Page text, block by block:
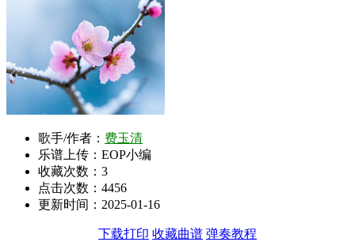
歌手/作者： 费玉清
乐谱上传：EOP小编
收藏次数： 3
点击次数：4456
更新时间：2025-01-16
下载打印 收藏曲谱 弹奏教程